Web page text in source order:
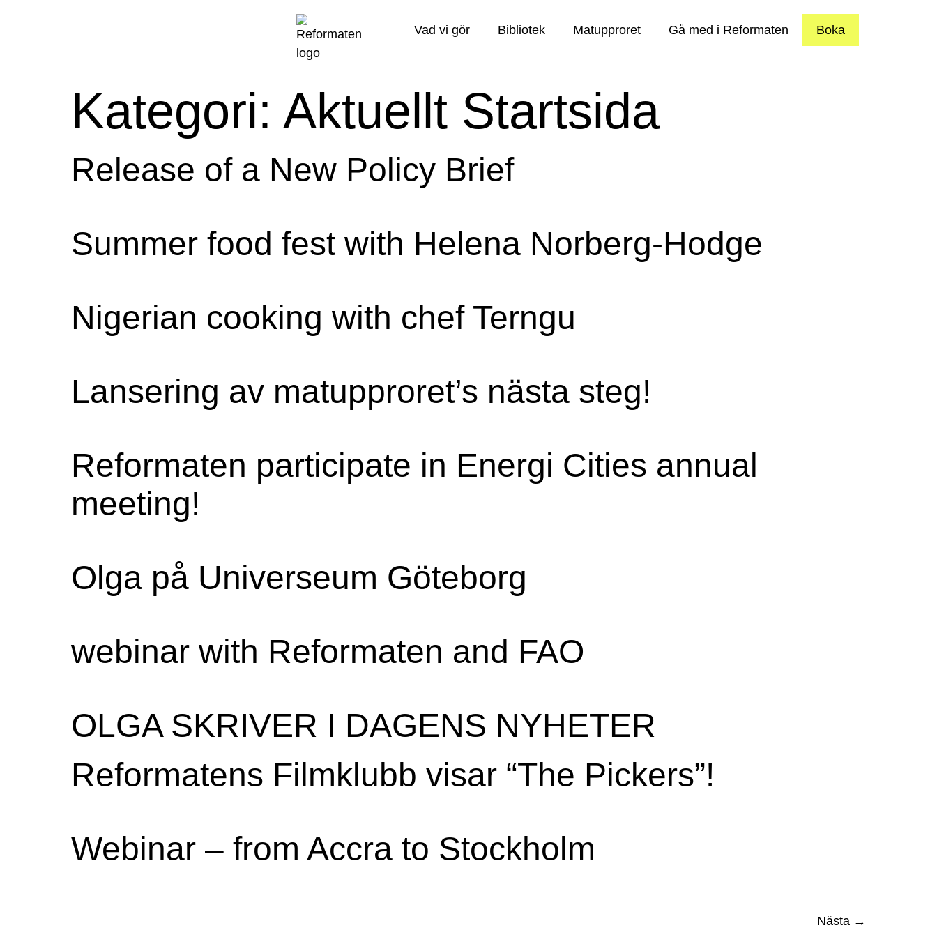
Vad vi gör Bibliotek Matupproret Gå med i Reformaten Boka
Kategori: Aktuellt Startsida
Release of a New Policy Brief
Summer food fest with Helena Norberg-Hodge
Nigerian cooking with chef Terngu
Lansering av matupproret’s nästa steg!
Reformaten participate in Energi Cities annual
meeting!
Olga på Universeum Göteborg
webinar with Reformaten and FAO
OLGA SKRIVER I DAGENS NYHETER
Reformatens Filmklubb visar “The Pickers”!
Webinar – from Accra to Stockholm
Nästa →